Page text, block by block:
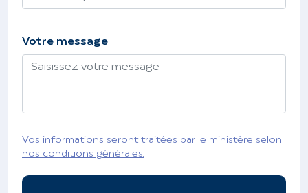
Votre message
Vos informations seront traitées par le ministère selon
nos conditions générales.